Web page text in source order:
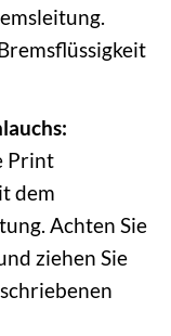
Print
dem
Achten Sie
ziehen Sie